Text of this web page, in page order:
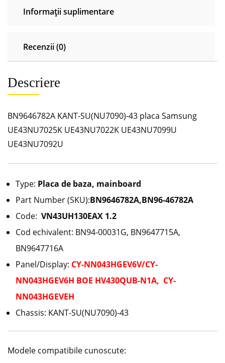
Informații suplimentare
Recenzii (0)
Descriere
BN9646782A KANT-SU(NU7090)-43 placa Samsung
UE43NU7025K UE43NU7022K UE43NU7099U
UE43NU7092U
Type: Placa de baza, mainboard
Part Number (SKU):BN9646782A,BN96-46782A
Code: VN43UH130EAX 1.2
Cod echivalent: BN94-00031G, BN9647715A,
BN9647716A
Panel/Display: CY-NN043HGEV6V/CY-
NN043HGEV6H BOE HV430QUB-N1A, CY-
NN043HGEVEH
Chassis: KANT-SU(NU7090)-43
Modele compatibile cunoscute: